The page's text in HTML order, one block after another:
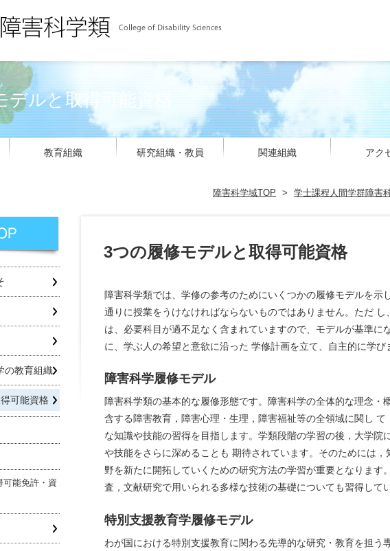
ルと取得可能資格
教育組織 研究組織・教員 関連組織 アク
障害科学域TOP > 学士課程人間学群障害
3つの履修モデルと取得可能資格
障害科学類では、学修の参考のためにいくつかの履修モデルを示
通りに授業をうけなければならないものではありません。ただ
は、必要科目が過不足なく含まれていますので、モデルが基準に
に、学ぶ人の希望と意欲に沿った 学修計画を立て、自主的に学び
障害科学履修モデル
障害科学類の基本的な履修形態です。障害科学の全体的な理念・
含する障害教育，障害心理・生理，障害福祉等の全領域に関し
な知識や技能の習得を目指します。学類段階の学習の後，大学院
や技能をさらに深めることも 期待されています。そのためには
野を新たに開拓していくための研究方法の学習が重要となります
査，文献研究で用いられる多様な技術の基礎についても習得して
特別支援教育学履修モデル
わが国における特別支援教育に関わる先導的な研究・教育を担う
の教育組織
可能資格
可能免許・資